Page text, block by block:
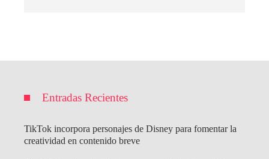
Entradas Recientes
TikTok incorpora personajes de Disney para fomentar la
creatividad en contenido breve